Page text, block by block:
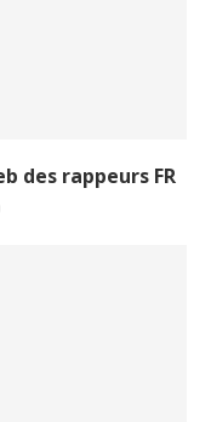
des rappeurs FR